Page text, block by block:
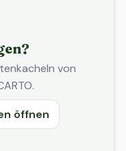
von
öffnen